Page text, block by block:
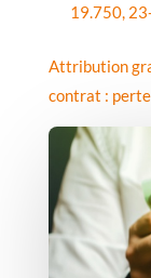
19.750,
Attribution
contrat : perte